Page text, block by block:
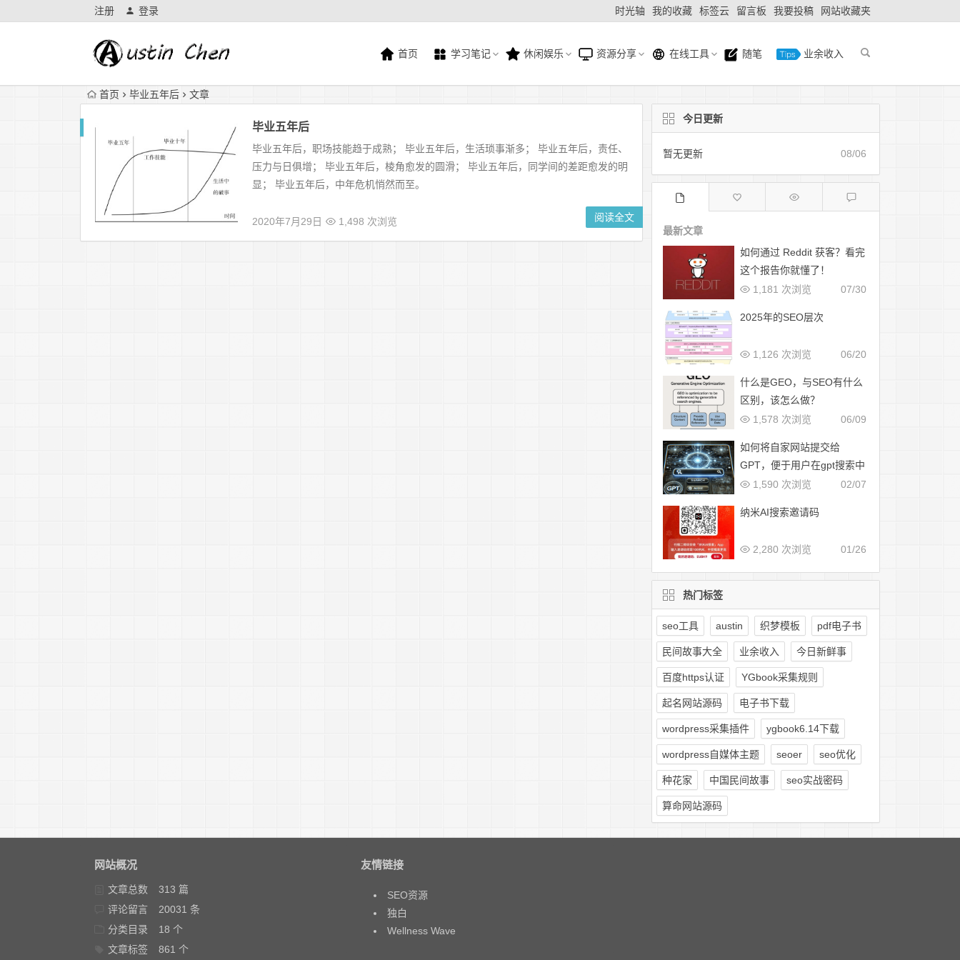
注册 登录 时光轴 我的收藏 标签云 留言板 我要投稿 网站收藏夹
首页 学习笔记 休闲娱乐 资源分享 在线工具 随笔 业余收入
首页 毕业五年后 文章
毕业五年后
毕业五年后，职场技能趋于成熟； 毕业五年后，生活琐事渐多； 毕业五年后，责任、
压力与日俱增； 毕业五年后，棱角愈发的圆滑； 毕业五年后，同学间的差距愈发的明
显； 毕业五年后，中年危机悄然而至。
2020年7月29日 1,498 次浏览 阅读全文
今日更新
暂无更新 08/06
最新文章
如何通过 Reddit 获客？看完
这个报告你就懂了！
07/30
1,181 次浏览
2025年的SEO层次
06/20
1,126 次浏览
什么是GEO，与SEO有什么
区别，该怎么做？
06/09
1,578 次浏览
如何将自家网站提交给
GPT，便于用户在gpt搜索中
展示
02/07
1,590 次浏览
纳米AI搜索邀请码
01/26
2,280 次浏览
热门标签
seo工具 austin 织梦模板 pdf电子书
民间故事大全 业余收入 今日新鲜事
百度https认证 YGbook采集规则
起名网站源码 电子书下载
wordpress采集插件 ygbook6.14下载
wordpress自媒体主题 seoer seo优化
种花家 中国民间故事 seo实战密码
算命网站源码
网站概况
文章总数
313 篇
评论留言
20031 条
分类目录
18 个
文章标签
861 个
友情链接
SEO资源
独白
Wellness Wave